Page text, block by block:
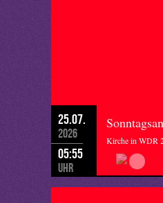
25.07.
2026
05:55
Uhr
Kirche in WDR